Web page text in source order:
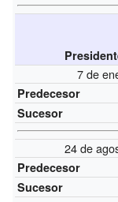
7 de
Predecesor
Sucesor
24 de
Predecesor
Sucesor